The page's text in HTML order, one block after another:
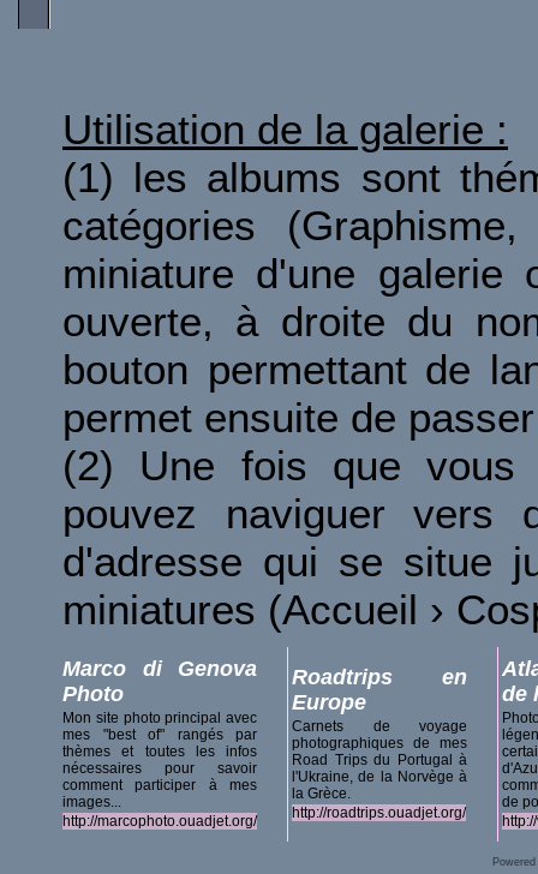
Utilisation de la galerie :
(1) les albums sont
catégories
miniature d'une galerie
ouverte, à droite du
bouton permettant de
permet ensuite de
(2) Une fois que vous
pouvez naviguer vers
d'adresse qui se situe
miniatures (Accueil ›
Marco di Genova
Photo
Mon site photo principal avec
mes "best of" rangés par
thèmes et toutes les infos
nécessaires pour savoir
comment participer à mes
images...
http://marcophoto.ouadjet.org/
Roadtrips en
Europe
Carnets de voyage
photographiques de mes
Road Trips du Portugal à
l'Ukraine, de la Norvège à
la Grèce.
http://roadtrips.ouadjet.org/
de
de